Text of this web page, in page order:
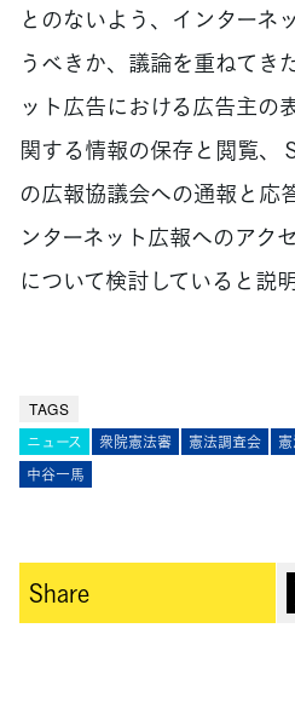
とのないよう、インターネ
うべきか、議論を重ねてき
ット広告における広告主の
関する情報の保存と閲覧、
の広報協議会への通報と応
ンターネット広報へのアク
について検討していると説
TAGS
ニュース 衆院憲法審 憲法調査会
中谷一馬
Share